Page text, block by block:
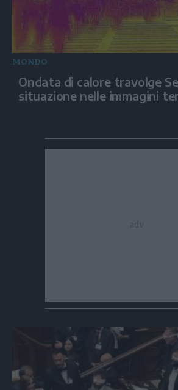
MONDO
Ondata di calore travolge
situazione nelle immagini